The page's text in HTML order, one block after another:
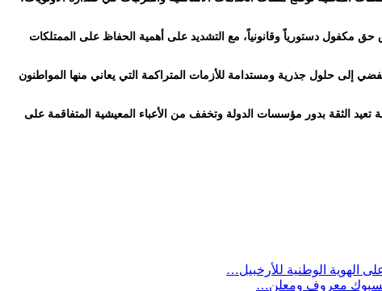
حق مكفول دستورياً وقانونياً، مع التشديد على أهمية الحفاظ على الممتلكات
إلى حلول جذرية ومستدامة للأزمات المتراكمة التي يعاني منها المواطنون
الثقة بدور مؤسسات الدولة وتخفف من الأعباء المعيشية المتفاقمة على
الهوية الوطنية للأرخبيل…